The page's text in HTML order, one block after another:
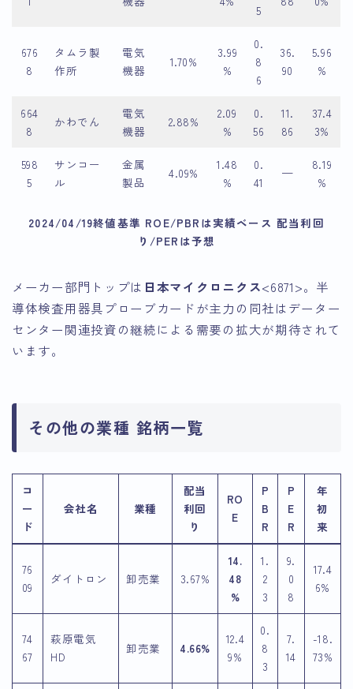
5
676
8
タムラ製
作所
電気
機器
1.70%
3.99
%
0.
8
6
36.
90
5.96
%
664
8
かわでん
電気
機器
2.88%
2.09
%
0.
56
11.
86
37.4
3%
598
5
サンコー
ル
金属
製品
4.09%
1.48
%
0.
41
—
8.19
%
2024/04/19終値基準 ROE/PBRは実績ベース 配当利回
り/PERは予想
メーカー部門トップは 日本マイクロニクス<6871>。半
導体検査用器具プローブカードが主力の同社はデーター
センター関連投資の継続による需要の拡大が期待されて
います。
その他の業種 銘柄一覧
コ
ー
ド
会社名 業種
配当
利回
り
RO
E
P
B
R
P
E
R
年
初
来
76
09
ダイトロン 卸売業 3.67%
14.
48
%
1.
2
3
9.
0
8
17.4
6%
74
67
萩原電気
HD
卸売業 4.66%
12.4
9%
0.
8
3
7.
14
-18.
73%